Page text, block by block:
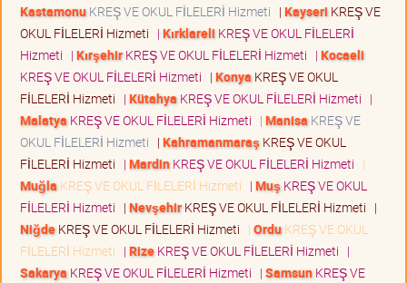
KastamonuKREŞ VE OKUL FİLELERİ Hizmeti | Kayseri KREŞ VE
OKUL FİLELERİ Hizmeti | Kırklareli KREŞ VE OKUL FİLELERİ
Hizmeti | KırşehirKREŞ VE OKUL FİLELERİ Hizmeti | Kocaeli
KREŞ VE OKUL FİLELERİ Hizmeti | Konya KREŞ VE OKUL
FİLELERİ Hizmeti | Kütahya KREŞ VE OKUL FİLELERİ Hizmeti |
Malatya KREŞ VE OKUL FİLELERİ Hizmeti | Manisa KREŞ VE
OKUL FİLELERİ Hizmeti | Kahramanmaraş KREŞ VE OKUL
FİLELERİ Hizmeti | MardinKREŞ VE OKUL FİLELERİ Hizmeti |
Muğla KREŞ VE OKUL FİLELERİ Hizmeti | Muş KREŞ VE OKUL
FİLELERİ Hizmeti | NevşehirKREŞ VE OKUL FİLELERİ Hizmeti |
NiğdeKREŞ VE OKUL FİLELERİ Hizmeti | OrduKREŞ VE OKUL
FİLELERİ Hizmeti | RizeKREŞ VE OKUL FİLELERİ Hizmeti |
Sakarya KREŞ VE OKUL FİLELERİ Hizmeti | SamsunKREŞ VE